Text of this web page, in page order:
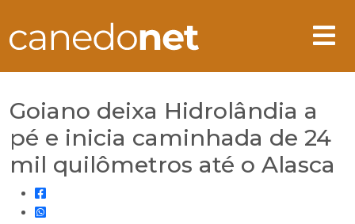
Goiano deixa Hidrolândia a
pé e inicia caminhada de 24
mil quilômetros até o Alasca